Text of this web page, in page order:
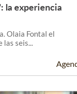
Leer Más +
la experiencia
Olaia Fontal el
las seis...